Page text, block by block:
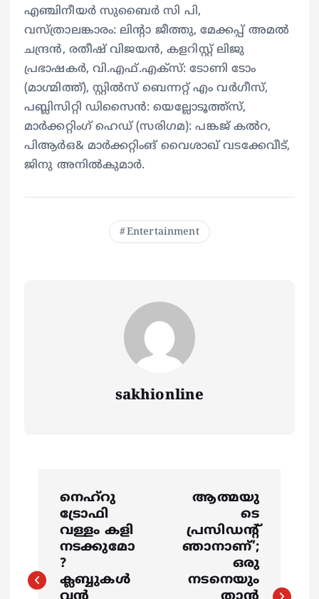
എഞ്ചിനീയർ സുബൈർ സി പി,
വസ്ത്രാലങ്കാരം: ലിന്റാ ജീത്തു, മേക്കപ്പ് അമൽ
ചന്ദ്രൻ, രതീഷ് വിജയൻ, കളറിസ്റ്റ് ലിജു
പ്രഭാഷകർ, വി.എഫ്.എക്സ്: ടോണി ടോം
(മാഗ്മിത്ത്), സ്റ്റിൽസ് ബെന്നറ്റ് എം വർഗീസ്,
പബ്ലിസിറ്റി ഡിസൈൻ: യെല്ലോടൂത്ത്‍സ്,
മാർക്കറ്റിംഗ് ഹെഡ് (സരിഗമ): പങ്കജ് കൽറ,
പിആർഒ& മാർക്കറ്റിംങ് വൈശാഖ് വടക്കേവീട്,
ജിനു അനിൽകുമാർ.
Entertainment
sakhionline
t
നെഹ്റു
ട്രോഫി
വള്ളം കളി
നടക്കുമോ
?
ക്ലബ്ബുകൾ
ആത്മയു
ടെ
പ്രസിഡൻ്റ്
ഞാനാണ്’;
ഒരു
നടനെയും